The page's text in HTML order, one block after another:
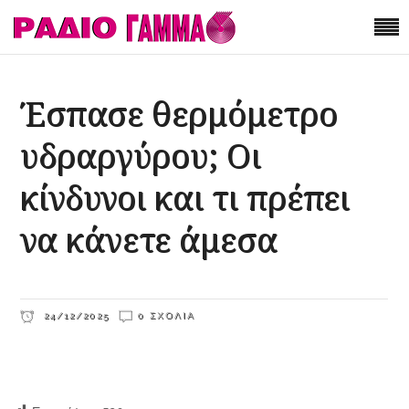
Έσπασε θερμόμετρο
υδραργύρου; Οι
κίνδυνοι και τι πρέπει
να κάνετε άμεσα
24/12/2025 0 ΣΧΌΛΙΑ